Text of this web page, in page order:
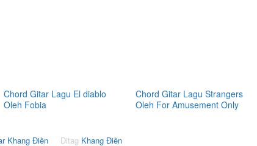
Chord Gitar Lagu El diablo
Oleh Fobia
Chord Gitar Lagu Strangers
Oleh For Amusement Only
Khang Điền Ditag Khang Điền